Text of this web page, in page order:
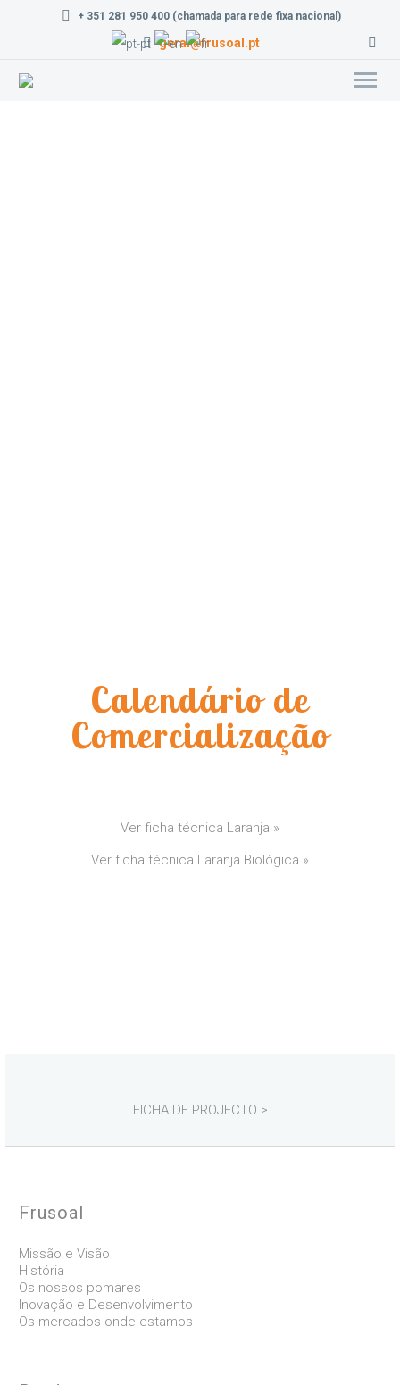
+ 351 281 950 400 (chamada para rede fixa nacional)
geral@frusoal.pt
Calendário de
Comercialização
Ver ficha técnica Laranja »
Ver ficha técnica Laranja Biológica »
FICHA DE PROJECTO >
Frusoal
Missão e Visão
História
Os nossos pomares
Inovação e Desenvolvimento
Os mercados onde estamos